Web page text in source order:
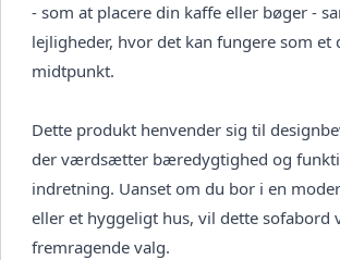
- som at placere din kaffe eller bøger -
lejligheder, hvor det kan fungere som et
midtpunkt.
Dette produkt henvender sig til
der værdsætter bæredygtighed og
indretning. Uanset om du bor i en
eller et hyggeligt hus, vil dette sofabord
fremragende valg.